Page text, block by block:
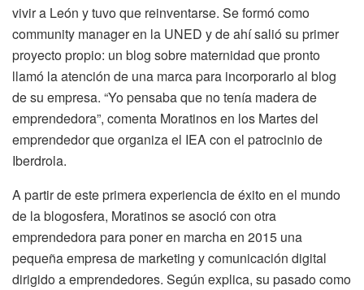
vivir a León y tuvo que reinventarse. Se formó como
community manager en la UNED y de ahí salió su primer
proyecto propio: un blog sobre maternidad que pronto
llamó la atención de una marca para incorporarlo al blog
de su empresa. “Yo pensaba que no tenía madera de
emprendedora”, comenta Moratinos en los Martes del
emprendedor que organiza el IEA con el patrocinio de
Iberdrola.
A partir de este primera experiencia de éxito en el mundo
de la blogosfera, Moratinos se asoció con otra
emprendedora para poner en marcha en 2015 una
pequeña empresa de marketing y comunicación digital
dirigido a emprendedores. Según explica, su pasado como